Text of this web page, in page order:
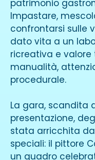
patrimonio
Impastare,
confrontarsi sulle
dato vita a un
ricreativa e
manualità,
procedurale.
La gara, scandita
presentazione,
stata arricchita
speciali: il pittore
un quadro